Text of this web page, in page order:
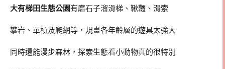
大有梯田生態公園有磨石子溜滑梯、鞦韆、滑索
攀岩、單槓及爬網等，規畫各年齡層的遊具太強大
同時還能漫步森林，探索生態看小動物真的很特別